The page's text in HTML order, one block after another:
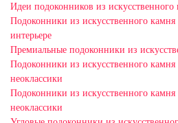
Идеи подоконников из искусственного
Подоконники из искусственного
интерьере
Премиальные подоконники из
Подоконники из искусственного камня
неоклассики
Подоконники из искусственного камня
неоклассики